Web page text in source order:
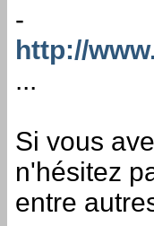
-
http://
...
Si vous
n'hésitez
entre